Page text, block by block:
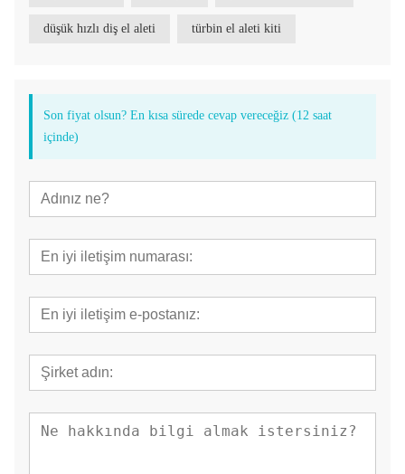
düşük hızlı diş el aleti türbin el aleti kiti
Son fiyat olsun? En kısa sürede cevap vereceğiz (12 saat
içinde)